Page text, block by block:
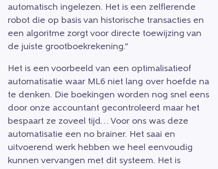
automatisch ingelezen. Het is een zelflerende
robot die op basis van historische transacties en
een algoritme zorgt voor directe toewijzing van
de juiste grootboekrekening.”
Het is een voorbeeld van een optimalisatieof
automatisatie waar ML6 niet lang over hoefde na
te denken. Die boekingen worden nog snel eens
door onze accountant gecontroleerd maar het
bespaart ze zoveel tijd… Voor ons was deze
automatisatie een no brainer. Het saai en
uitvoerend werk hebben we heel eenvoudig
kunnen vervangen met dit systeem. Het is